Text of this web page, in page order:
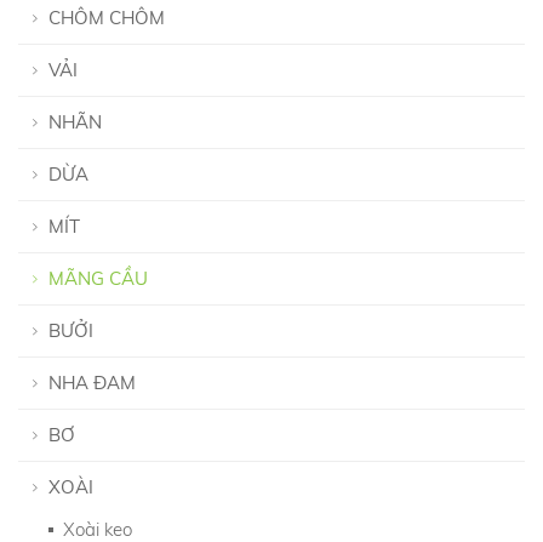
CHÔM CHÔM
VẢI
NHÃN
DỪA
MÍT
MÃNG CẦU
BƯỞI
NHA ĐAM
BƠ
XOÀI
Xoài keo